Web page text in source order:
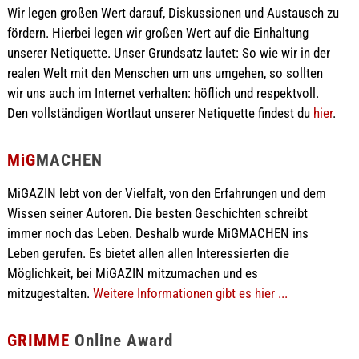
Wir legen großen Wert darauf, Diskussionen und Austausch zu
fördern. Hierbei legen wir großen Wert auf die Einhaltung
unserer Netiquette. Unser Grundsatz lautet: So wie wir in der
realen Welt mit den Menschen um uns umgehen, so sollten
wir uns auch im Internet verhalten: höflich und respektvoll.
Den vollständigen Wortlaut unserer Netiquette findest du hier.
MiGMACHEN
MiGAZIN lebt von der Vielfalt, von den Erfahrungen und dem
Wissen seiner Autoren. Die besten Geschichten schreibt
immer noch das Leben. Deshalb wurde MiGMACHEN ins
Leben gerufen. Es bietet allen allen Interessierten die
Möglichkeit, bei MiGAZIN mitzumachen und es
mitzugestalten. Weitere Informationen gibt es hier ...
GRIMME Online Award